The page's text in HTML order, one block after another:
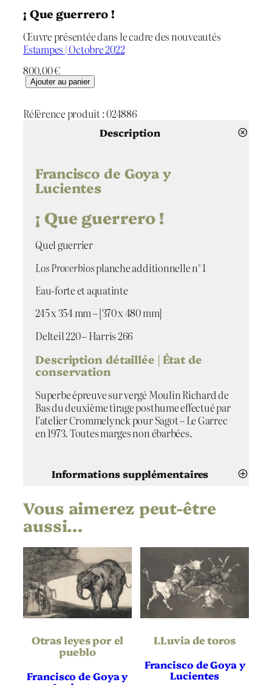
¡ Que guerrero !
Œuvre présentée dans le cadre des nouveautés
Estampes | Octobre 2022
800.00€
q
a
n
Ajouter au panier
Référence produit :024886
Description
Francisco de Goya y
Lucientes
¡ Que guerrero !
Quel guerrier
Los Proverbiosplanche additionnelle n° 1
Eau-forte et aquatinte
245 x 354 mm – [370 x 480 mm]
Delteil 220 – Harris 266
Description détaillée | État de
conservation
Superbe épreuve sur vergé Moulin Richard de
Bas du deuxième tirage posthume effectué par
l’atelier Crommelynck pour Sagot – Le Garrec
en 1973. Toutes marges non ébarbées.
Informations supplémentaires
Attributs
Valeur
Artiste
Francisco de Goya y
Lucientes
Titre
Date Non applicable
Technique Aquatinte ,Eau-forte
Support | Papier
Hauteur de l’oeuvre
(mm)
Vous aimerez peut-être
aussi…
Otras leyes por el
pueblo
Francisco de Goya y
LLuvia de toros
Francisco de Goya y
Lucientes